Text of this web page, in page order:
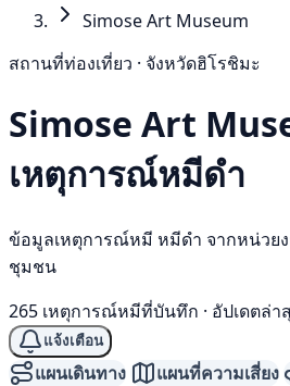
Simose Art Museum
สถานที่ท่องเที่ยว · จังหวัดฮิโรชิมะ
Simose Art
เหตุการณ์หมีดำ
ข้อมูลเหตุการณ์หมี หมีดำ จากหน่วย
ชุมชน
265 เหตุการณ์หมีที่บันทึก · อัปเดตล่า
แจ้งเตือน
แผนเดินทาง แผนที่ความเสี่ยง